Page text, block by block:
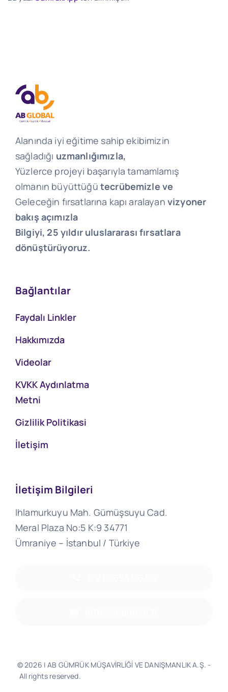
Alanında iyi eğitime sahip ekibimizin
sağladığı uzmanlığımızla,
Yüzlerce projeyi başarıyla tamamlamış
olmanın büyüttüğü tecrübemizle ve
Geleceğin fırsatlarına kapı aralayan vizyoner
bakış açımızla
Bilgiyi, 25 yıldır uluslararası fırsatlara
dönüştürüyoruz.
Bağlantılar
Faydalı Linkler
Hakkımızda
Videolar
KVKK Aydınlatma
Metni
Gizlilik Politikasi
İletişim
İletişim Bilgileri
Ihlamurkuyu Mah. Gümüşsuyu Cad.
Meral Plaza No:5 K:9 34771
Ümraniye – İstanbul / Türkiye
© 2026 | AB GÜMRÜK MÜŞAVİRLİĞİ VE DANIŞMANLIK A.Ş. -
All rights reserved.